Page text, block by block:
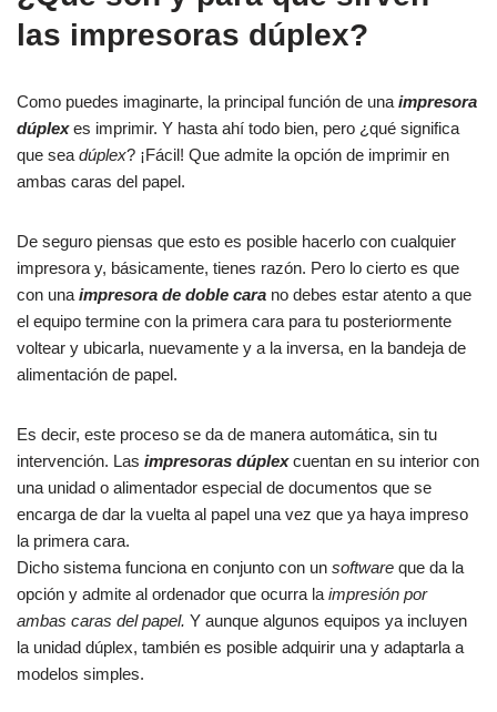
las impresoras dúplex?
Como puedes imaginarte, la principal función de una impresora
dúplexes imprimir. Y hasta ahí todo bien, pero ¿qué significa
que sea dúplex? ¡Fácil! Que admite la opción de imprimir en
ambas caras del papel.
De seguro piensas que esto es posible hacerlo con cualquier
impresora y, básicamente, tienes razón. Pero lo cierto es que
con una impresora de doble cara no debes estar atento a que
el equipo termine con la primera cara para tu posteriormente
voltear y ubicarla, nuevamente y a la inversa, en la bandeja de
alimentación de papel.
Es decir, este proceso se da de manera automática, sin tu
intervención. Las impresoras dúplexcuentan en su interior con
una unidad o alimentador especial de documentos que se
encarga de dar la vuelta al papel una vez que ya haya impreso
la primera cara.
Dicho sistema funciona en conjunto con un software que da la
opción y admite al ordenador que ocurra la impresión por
ambas caras del papel. Y aunque algunos equipos ya incluyen
la unidad dúplex, también es posible adquirir una y adaptarla a
modelos simples.